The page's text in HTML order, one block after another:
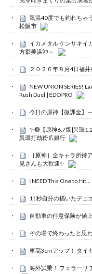
気温40度でも釣れちゃ
松阪市
イカメタル ケンサキ
方郡美浜沖～
２０２６年８月4日福
NEW UNION SERIES!
Rush Duel | EDOPRO
今日の原神【微課金】
✨🔴【原神6.7版|異環
異環打劫粉爪銀行
［原神］全キャラ所持
見さんも大歓迎✨
I NEED This One to
11秒自分の描いたデュ
自動車の任意保険が値
その場で終わったと思
車高3cmアップ！ タイ
海外試乗！ フェラーリ